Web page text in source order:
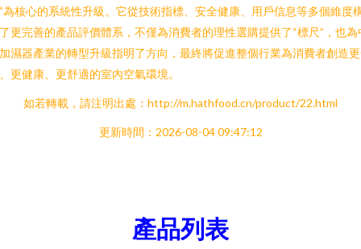
為核心的系統性升級。它從技術指標、安全健康、用戶信息等多個維度
更完善的產品評價體系，不僅為消費者的理性選購提供了“標尺”，也為
濕器產業的轉型升級指明了方向，最終將促進整個行業為消費者創造
更健康、更舒適的室內空氣環境。
如若轉載，請注明出處：http://m.hathfood.cn/product/22.html
更新時間：2026-08-04 09:47:12
產品列表